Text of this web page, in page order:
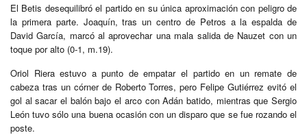
El Betis desequilibró el partido en su única aproximación con peligro de
la primera parte. Joaquín, tras un centro de Petros a la espalda de
David García, marcó al aprovechar una mala salida de Nauzet con un
toque por alto (0-1, m.19).
Oriol Riera estuvo a punto de empatar el partido en un remate de
cabeza tras un córner de Roberto Torres, pero Felipe Gutiérrez evitó el
gol al sacar el balón bajo el arco con Adán batido, mientras que Sergio
León tuvo sólo una buena ocasión con un disparo que se fue rozando el
poste.